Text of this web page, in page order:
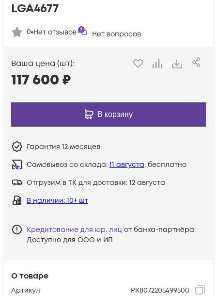
О товаре
Артикул
PK8072205499500
LGA4677
0 Нет отзывов Нет вопросов
Ваша цена (шт):
117 600 ₽
В корзину
Гарантия 12 месяцев
Самовывоз со склада: 11 августа, бесплатно
Отгрузим в ТК для доставки: 12 августа
В наличии: 10+ шт
Кредитование для юр. лиц от банка-партнёра.
Доступно для ООО и ИП